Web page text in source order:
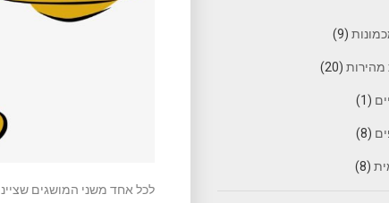
לכל אחד משני המושגים
(9)
מהירות (20)
(1)
(8)
(8)